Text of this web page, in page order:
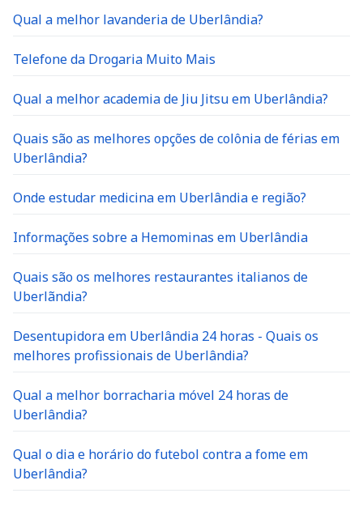
Qual a melhor lavanderia de Uberlândia?
Telefone da Drogaria Muito Mais
Qual a melhor academia de Jiu Jitsu em Uberlândia?
Quais são as melhores opções de colônia de férias em
Uberlândia?
Onde estudar medicina em Uberlândia e região?
Informações sobre a Hemominas em Uberlândia
Quais são os melhores restaurantes italianos de
Uberlãndia?
Desentupidora em Uberlândia 24 horas - Quais os
melhores profissionais de Uberlândia?
Qual a melhor borracharia móvel 24 horas de
Uberlândia?
Qual o dia e horário do futebol contra a fome em
Uberlândia?